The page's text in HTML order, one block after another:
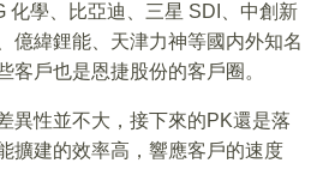
化學、比亞迪、三星 SDI、中創新
億緯鋰能、天津力神等國内外知名
客戶也是恩捷股份的客戶圈。
異性並不大，接下來的PK還是落
擴建的效率高，響應客戶的速度